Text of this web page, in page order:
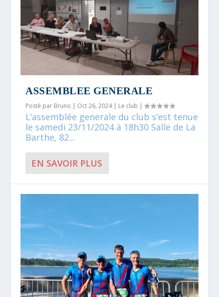
ASSEMBLEE GENERALE
Posté par Bruno | Oct 26, 2024| Le club |
L’assemblée generale du club s’est tenue
le samedi 23/11/2024 à 18h30 Salle de La
Barthe, 82...
EN SAVOIR PLUS